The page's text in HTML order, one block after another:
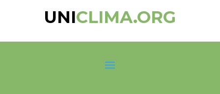
UNICLIMA.ORG